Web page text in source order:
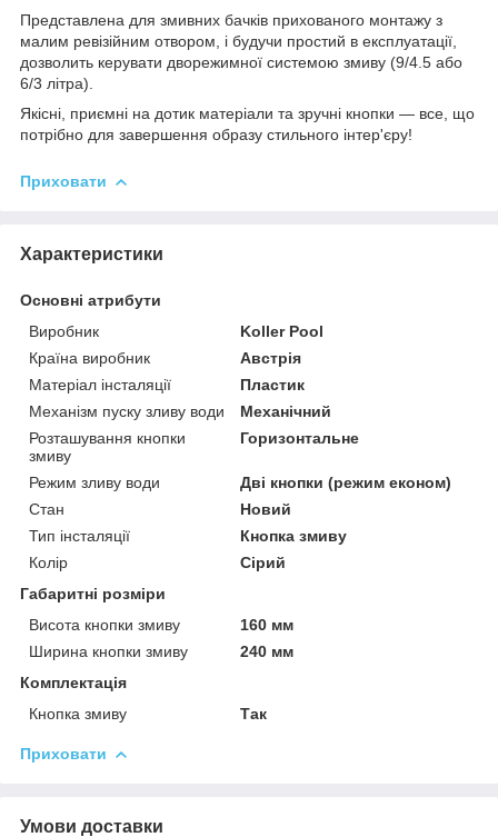
Представлена для змивних бачків прихованого монтажу з
малим ревізійним отвором, і будучи простий в експлуатації,
дозволить керувати дворежимної системою змиву (9/4.5 або
6/3 літра).
Якісні, приємні на дотик матеріали та зручні кнопки — все, що
потрібно для завершення образу стильного інтер'єру!
Приховати
Характеристики
Основні атрибути
Виробник
Koller Pool
Країна виробник
Австрія
Матеріал інсталяції
Пластик
Механізм пуску зливу води
Механічний
Розташування кнопки
змиву
Горизонтальне
Режим зливу води
Дві кнопки (режим економ)
Стан
Новий
Тип інсталяції
Кнопка змиву
Колір
Сірий
Габаритні розміри
Висота кнопки змиву
160 мм
Ширина кнопки змиву
240 мм
Комплектація
Кнопка змиву
Так
Приховати
Умови доставки